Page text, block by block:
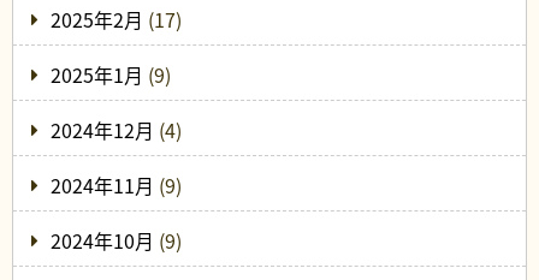
2025年2月 (17)
2025年1月 (9)
2024年12月 (4)
2024年11月 (9)
2024年10月 (9)